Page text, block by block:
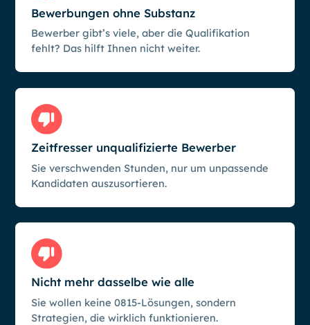
Bewerbungen ohne Substanz
Bewerber gibt’s viele, aber die Qualifikation
fehlt? Das hilft Ihnen nicht weiter.
Zeitfresser unqualifizierte Bewerber
Sie verschwenden Stunden, nur um unpassende
Kandidaten auszusortieren.
Nicht mehr dasselbe wie alle
Sie wollen keine 0815-Lösungen, sondern
Strategien, die wirklich funktionieren.